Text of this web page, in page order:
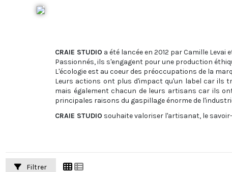
CRAIE STUDIO a été lancée en 2012 par Camille Levai
Passionnés, ils s'engagent pour une production
L'écologie est au coeur des préoccupations de la
Leurs actions ont plus d'impact qu'un label car ils
mais également chacun de leurs artisans car ils
principales raisons du gaspillage énorme de
CRAIE STUDIO souhaite valoriser l'artisanat, le
Filtrer